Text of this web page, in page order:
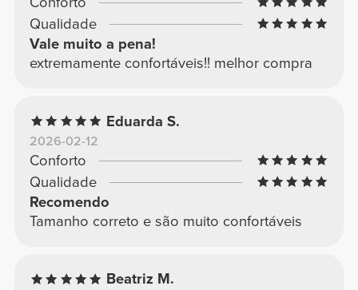
Qualidade
Vale muito a pena!
extremamente confortáveis!! melhor compra
Eduarda S.
2026-02-12
Conforto
Qualidade
Recomendo
Tamanho correto e são muito confortáveis
Beatriz M.